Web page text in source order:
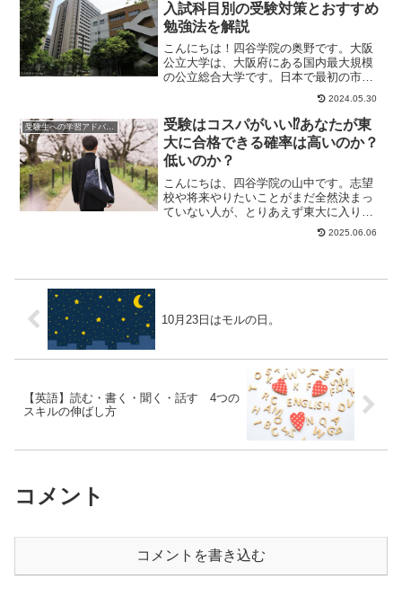
入試科目別の受験対策とおすすめ
勉強法を解説
こんにちは！四谷学院の奥野です。大阪
公立大学は、大阪府にある国内最大規模
の公立総合大学です。日本で最初の市立
大学である大阪市立大学と、大阪府の運
2024.05.30
受験生への学習アドバイス
受験はコスパがいい⁉あなたが東
大に合格できる確率は高いのか？
低いのか？
こんにちは、四谷学院の山中です。志望
校や将来やりたいことがまだ全然決まっ
ていない人が、とりあえず東大に入りた
いと言い出したとします。「いきなり東
2025.06.06
10月23日はモルの日。
【英語】読む・書く・聞く・話す 4つの
スキルの伸ばし方
コメント
コメントを書き込む